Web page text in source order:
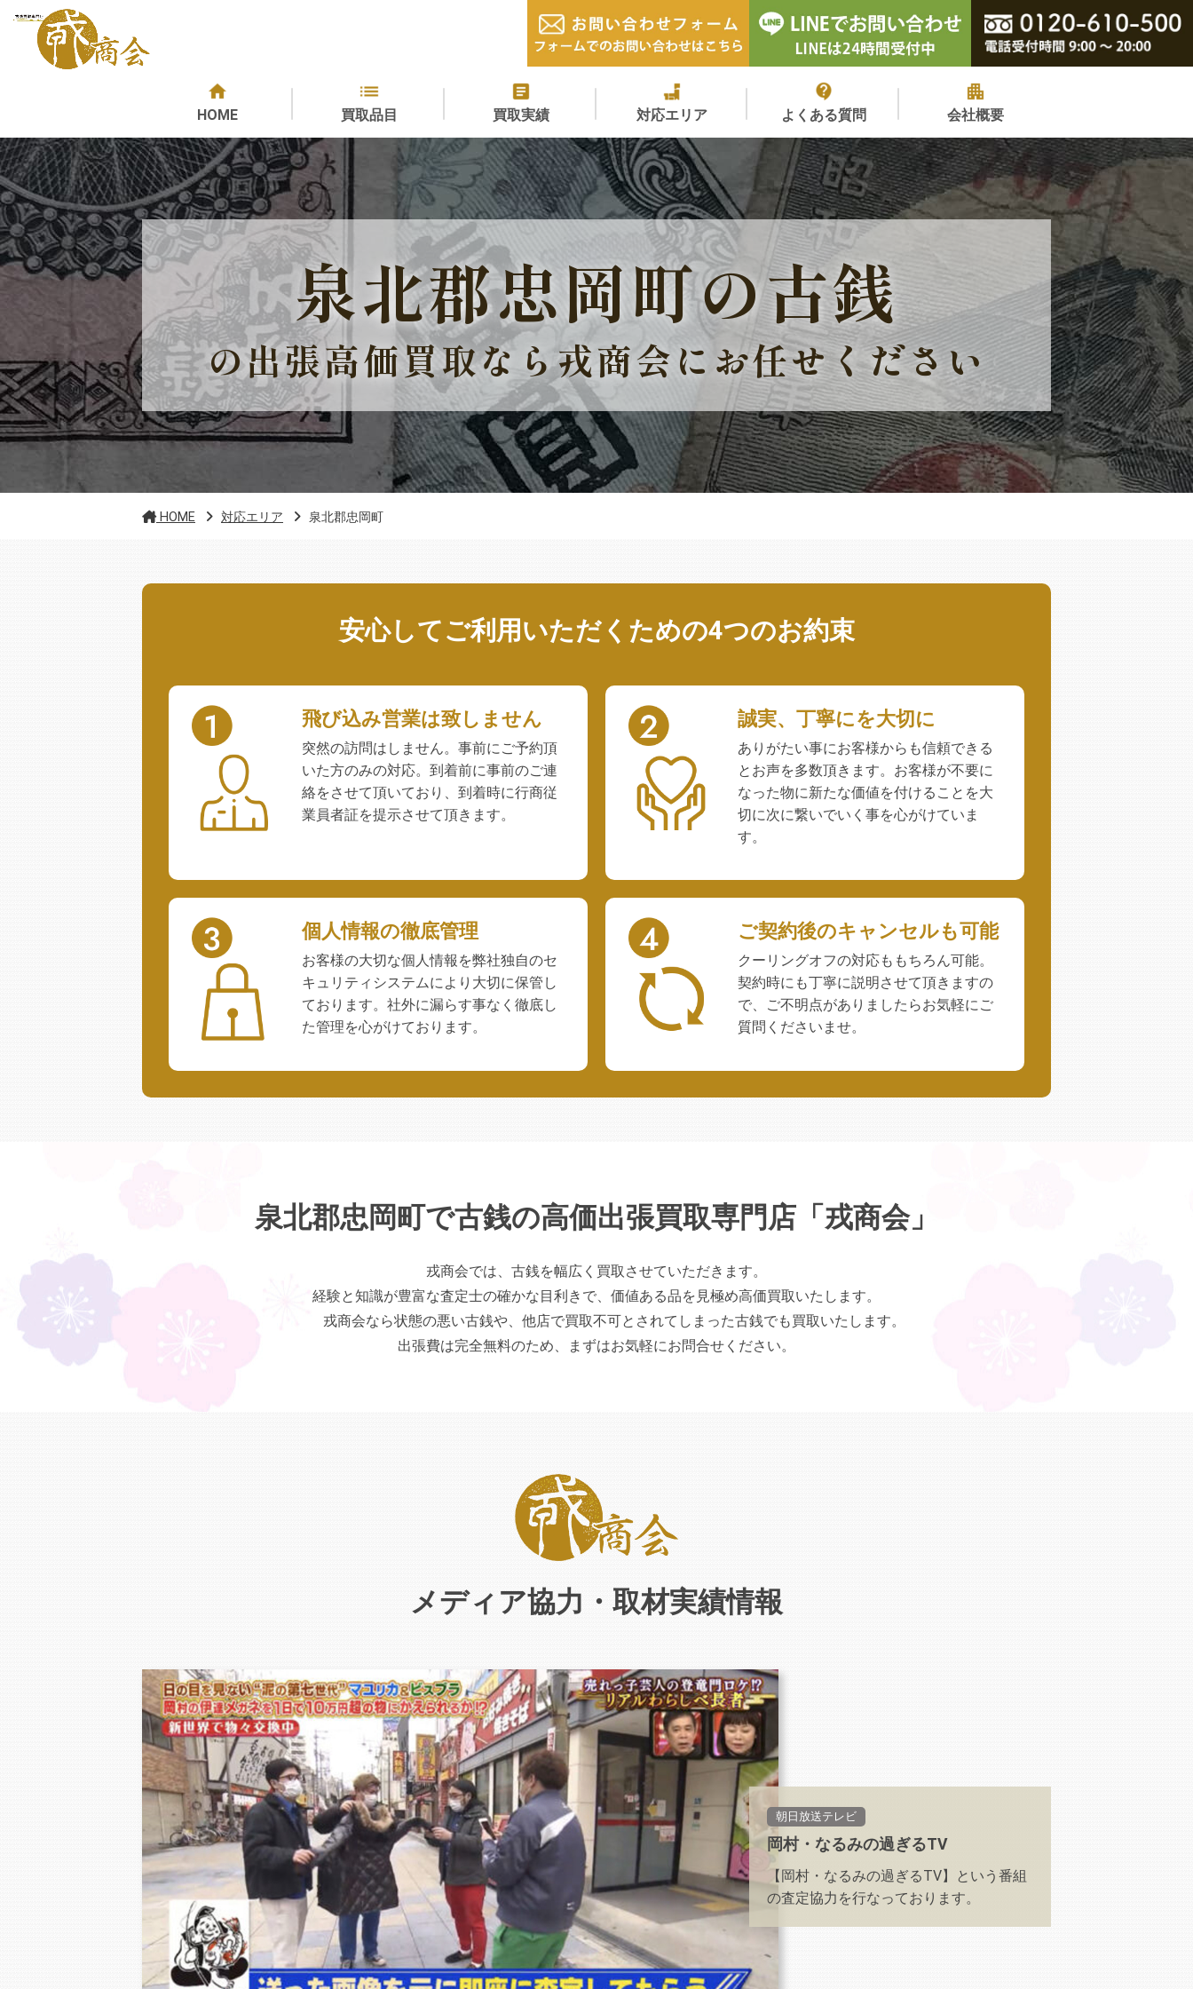
HOME 買取品目 買取実績 対応エリア よくある質問 会社概要
泉北郡忠岡町の古銭
の出張高価買取なら戎商会にお任せください
HOME 対応エリア 泉北郡忠岡町
安心してご利用いただくための4つのお約束
飛び込み営業は致しません
突然の訪問はしません。事前にご予約頂
いた方のみの対応。到着前に事前のご連
絡をさせて頂いており、到着時に行商従
業員者証を提示させて頂きます。
誠実、丁寧にを大切に
ありがたい事にお客様からも信頼できる
とお声を多数頂きます。お客様が不要に
なった物に新たな価値を付けることを大
切に次に繋いでいく事を心がけていま
す。
個人情報の徹底管理
お客様の大切な個人情報を弊社独自のセ
キュリティシステムにより大切に保管し
ております。社外に漏らす事なく徹底し
た管理を心がけております。
ご契約後のキャンセルも可能
クーリングオフの対応ももちろん可能。
契約時にも丁寧に説明させて頂きますの
で、ご不明点がありましたらお気軽にご
質問くださいませ。
泉北郡忠岡町で古銭の高価出張買取専門店「戎商会」
戎商会では、古銭を幅広く買取させていただきます。
経験と知識が豊富な査定士の確かな目利きで、価値ある品を見極め高価買取いたします。
戎商会なら状態の悪い古銭や、他店で買取不可とされてしまった古銭でも買取いたします。
出張費は完全無料のため、まずはお気軽にお問合せください。
メディア協力・取材実績情報
朝日放送テレビ
岡村・なるみの過ぎるTV
【岡村・なるみの過ぎるTV】という番組
の査定協力を行なっております。